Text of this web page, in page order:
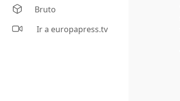
Bruto
Ir a europapress.tv